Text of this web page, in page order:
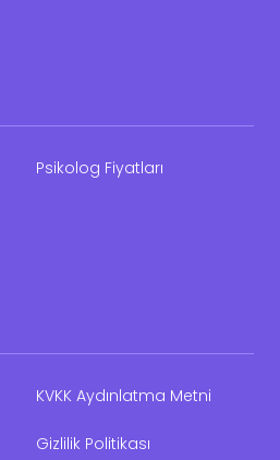
Psikolog Fiyatları
KVKK Aydınlatma Metni
Gizlilik Politikası